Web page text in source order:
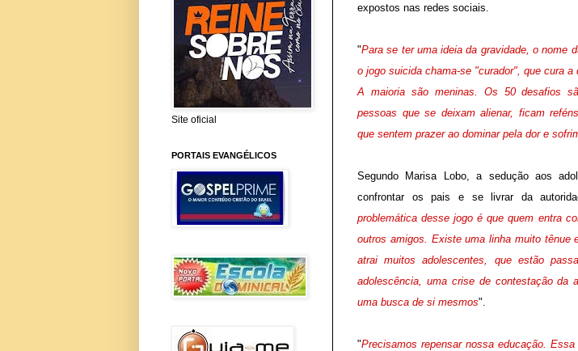
expostos nas redes sociais.
"Para se ter uma ideia da gravidade, o nome
o jogo suicida chama-se "curador", que cura a
A maioria são meninas. Os 50 desafios
pessoas que se deixam alienar, ficam
que sentem prazer ao dominar pela dor e
Segundo Marisa Lobo, a sedução aos
confrontar os pais e se livrar da
problemática desse jogo é que quem entra
outros amigos. Existe uma linha muito tênue
atrai muitos adolescentes, que estão
adolescência, uma crise de contestação da
uma busca de si mesmos".
"Precisamos repensar nossa educação.
Site oficial
PORTAIS EVANGÉLICOS